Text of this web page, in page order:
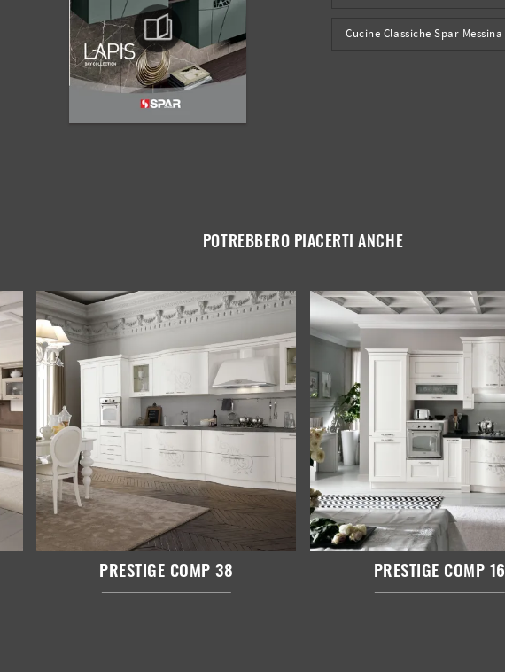
Cucine Classiche Spar Messina
POTREBBERO PIACERTI ANCHE
PRESTIGE COMP 38 PRESTIGE COMP 16